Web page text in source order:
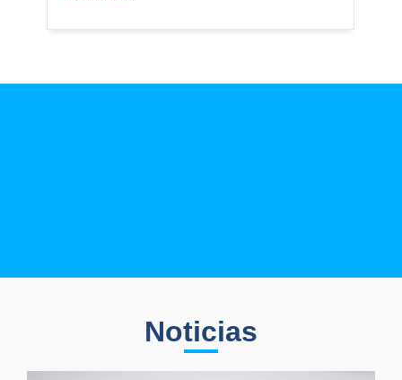
Noticias